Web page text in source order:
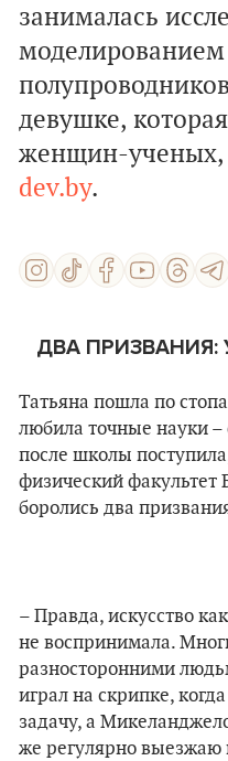
занималась
девушке,
женщин-ученых,
dev.by.
ДВА
Татьяна пошла по
любила точные науки
после школы
физический факультет
боролись два
– Правда, искусство
не воспринимала.
разносторонними
играл на скрипке,
задачу, а
же регулярно